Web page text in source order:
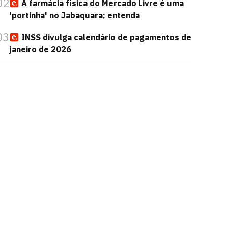
A farmácia física do Mercado Livre é uma
'portinha' no Jabaquara; entenda
INSS divulga calendário de pagamentos de
janeiro de 2026